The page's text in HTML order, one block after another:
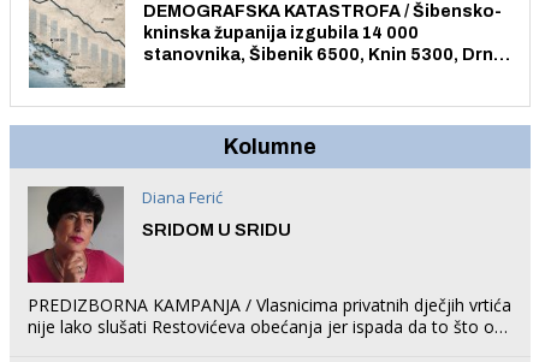
DEMOGRAFSKA KATASTROFA / Šibensko-
kninska županija izgubila 14 000
stanovnika, Šibenik 6500, Knin 5300, Drniš
Kolumne
Diana Ferić
SRIDOM U SRIDU
PREDIZBORNA KAMPANJA / Vlasnicima privatnih dječjih vrtića
nije lako slušati Restovićeva obećanja jer ispada da to što oni